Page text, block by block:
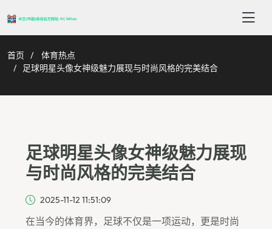
首页
体育热点
足球明星头像女神级魅力展现与时尚风格的完美结合
足球明星头像女神级魅力展现
与时尚风格的完美结合
2025-11-12 11:51:09
在当今的体育界，足球不仅是一项运动，更是时尚